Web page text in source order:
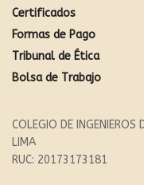
Certificados
Formas de Pago
Tribunal de Ética
Bolsa de Trabajo
COLEGIO DE INGENIEROS
LIMA
RUC: 20173173181